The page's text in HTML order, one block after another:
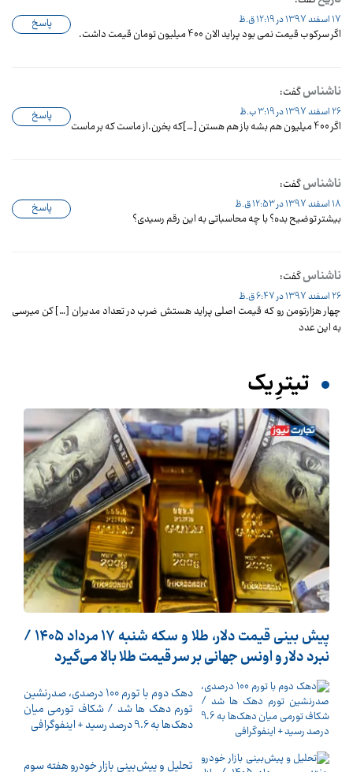
17 اسفند 1397 در 12:19 ق.ظ
اگر سرکوب قیمت نمی بود پراید الان 400 میلیون تومان قیمت داشت.
پاسخ
ناشناسگفت:
26 اسفند 1397 در 3:19 ب.ظ
اگر 400 میلیون هم بشه باز هم هستن […]که بخرن.از ماست که بر ماست
پاسخ
ناشناسگفت:
18 اسفند 1397 در 12:53 ق.ظ
بیشتر توضیح بده؟ با چه محاسباتی به این رقم رسیدی؟
پاسخ
ناشناسگفت:
26 اسفند 1397 در 6:47 ق.ظ
چهار هزارتومن رو که قیمت اصلی پراید هستش ضرب در تعداد مدیران […] کن میرسی
به این عدد
تیترِ یک
پیش ‌بینی قیمت دلار، طلا و سکه شنبه ۱۷ مرداد ۱۴۰۵ /
نبرد دلار و اونس جهانی بر سر قیمت طلا بالا می‌گیرد
دهک دوم با تورم 100 درصدی، صدرنشین
تورم دهک ها شد / شکاف تورمی میان
دهک‌ها به 9.6 درصد رسید + اینفوگرافی
تحلیل و پیش‌بینی بازار خودرو هفته سوم